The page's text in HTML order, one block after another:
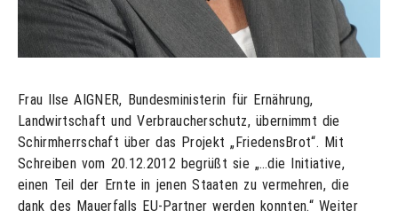
Frau Ilse AIGNER, Bundesministerin für Ernährung,
Landwirtschaft und Verbraucherschutz, übernimmt die
Schirmherrschaft über das Projekt „FriedensBrot“. Mit
Schreiben vom 20.12.2012 begrüßt sie „…die Initiative,
einen Teil der Ernte in jenen Staaten zu vermehren, die
dank des Mauerfalls EU-Partner werden konnten.“ Weiter